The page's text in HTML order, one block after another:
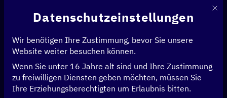
Startseite > News & Artikel
Mit
Datenschutzeinstellungen
Wir benötigen Ihre Zustimmung, bevor Sie unsere
Website weiter besuchen können.
Wenn Sie unter 16 Jahre alt sind und Ihre Zustimmung
zu freiwilligen Diensten geben möchten, müssen Sie
Ihre Erziehungsberechtigten um Erlaubnis bitten.